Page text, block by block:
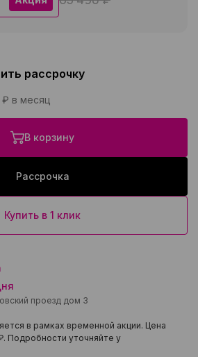
рассрочку
₽ в месяц
В корзину
Рассрочка
Купить в 1 клик
проезд дом 3
в рамках временной акции. Цена
. Подробности уточняйте у